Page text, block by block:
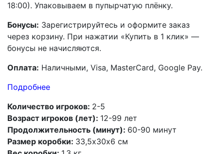
18:00). Упаковываем в пупырчатую плёнку.
Бонусы: Зарегистрируйтесь и оформите заказ
через корзину. При нажатии «Купить в 1 клик» —
бонусы не начисляются.
Оплата: Наличными, Visa, MasterCard, Google Pay.
Подробнее
Количество игроков: 2-5
Возраст игроков (лет): 12-99 лет
Продолжительность (минут): 60-90 минут
Размер коробки: 33,5х30х6 см